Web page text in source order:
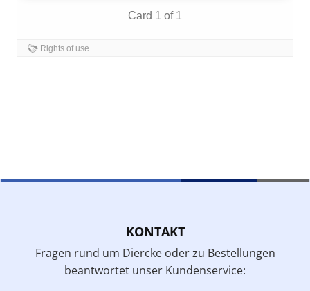
KONTAKT
Fragen rund um Diercke oder zu Bestellungen
beantwortet unser Kundenservice: